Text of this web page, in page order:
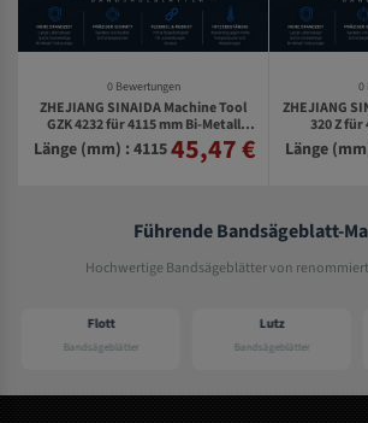
0 Bewertungen
ZHEJIANG SINAIDA Machine Tool
GZK 4232 für 4115 mm Bi-Metall
Bandsägeblätter
Länge (mm) : 411545,47 €
0
ZHEJIANG
320 Z für
Länge
Führende Bandsägeblatt-
Hochwertige Bandsägeblätter von
Flott
Bandsägeblätter
Lutz
Bandsägeblätter